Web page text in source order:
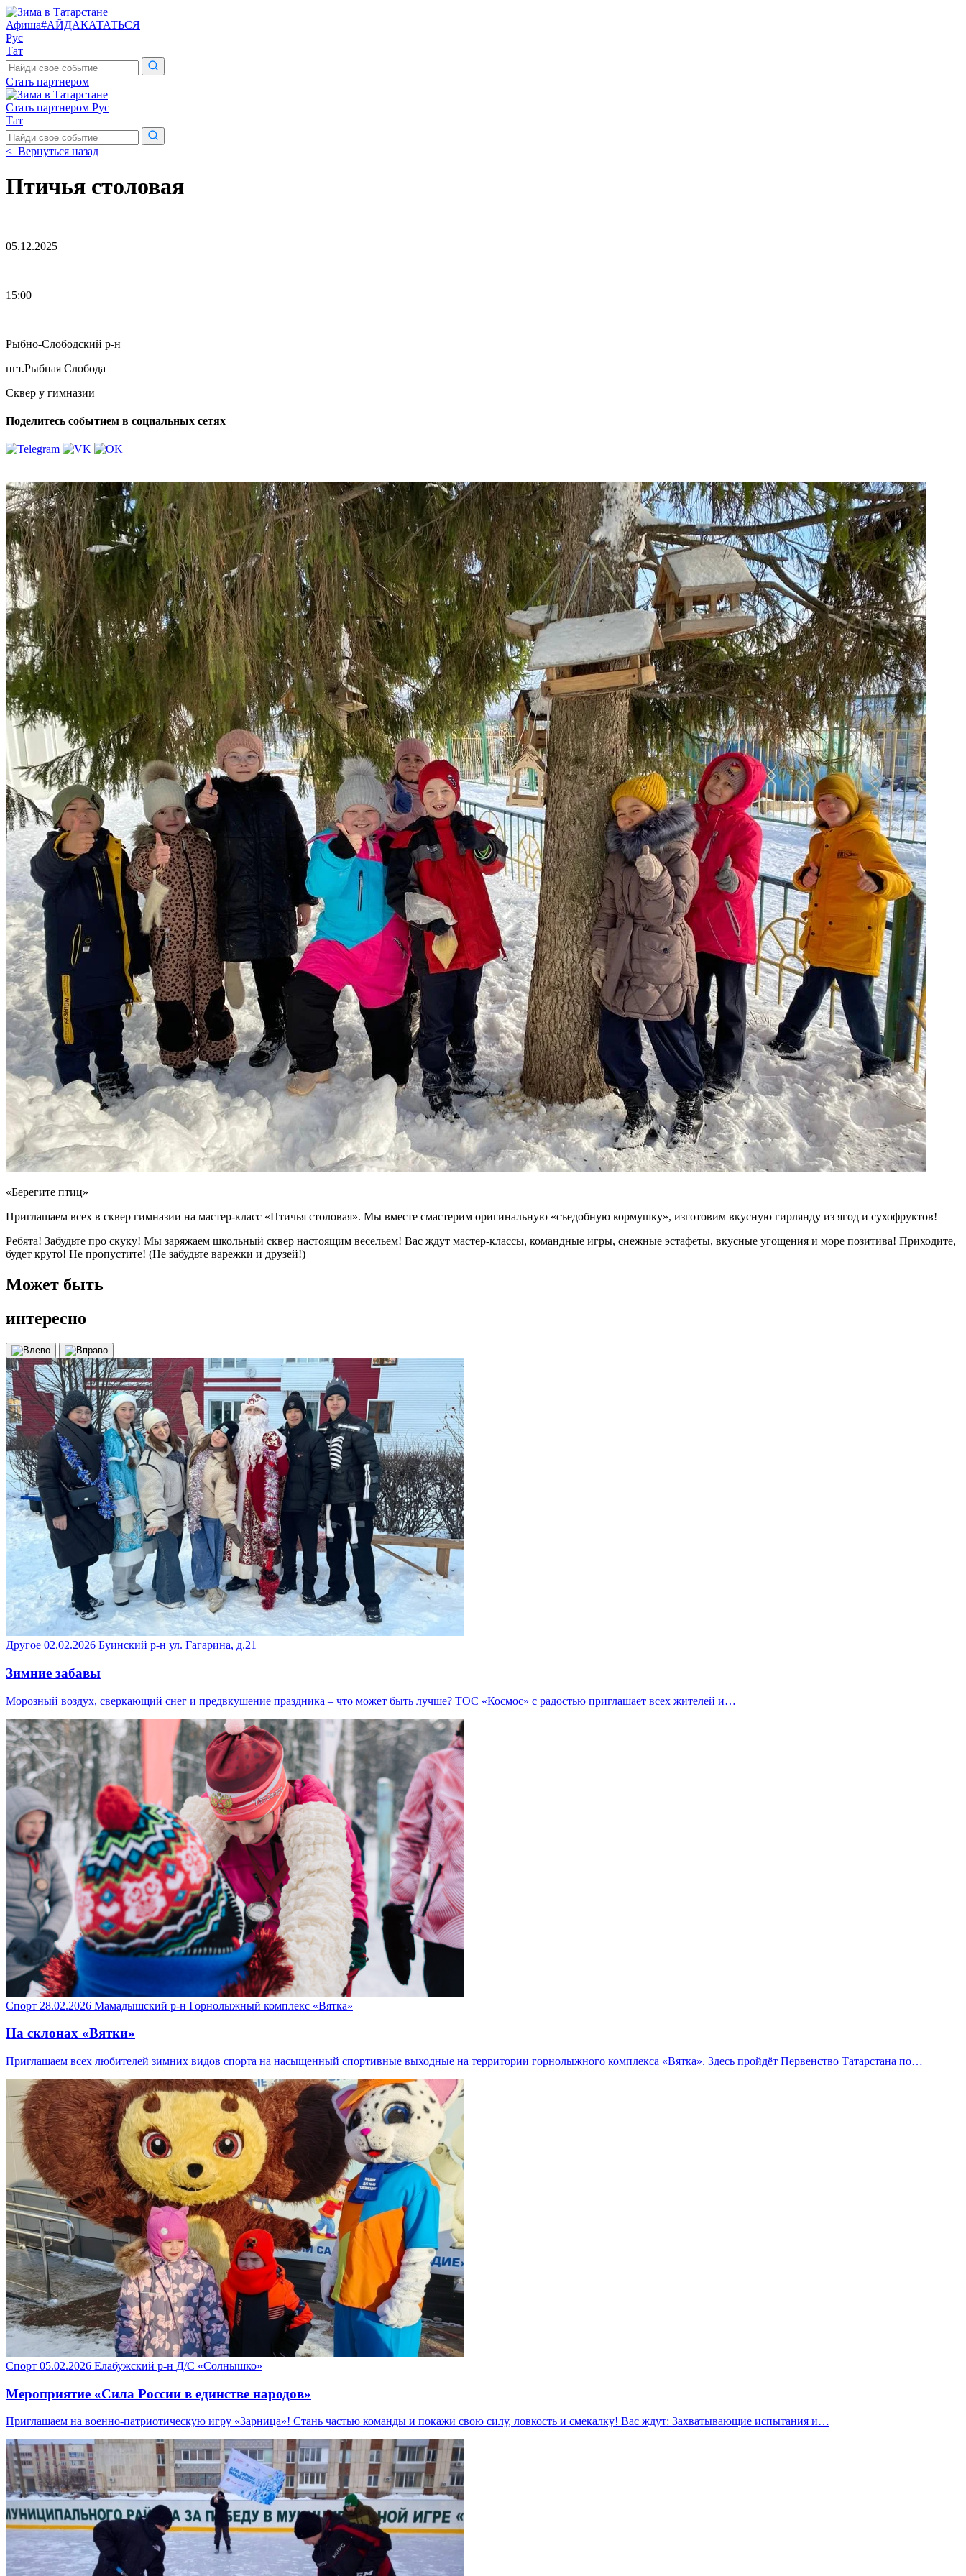
Афиша#АЙДАКАТАТЬСЯ
Рус
Тат
Поиск
по
сайту
Стать партнером
Стать партнером Рус
Тат
Поиск
по
сайту
< Вернуться назад
Птичья столовая
05.12.2025
15:00
Рыбно-Слободский р-н
пгт.Рыбная Слобода
Сквер у гимназии
Поделитесь событием в социальных сетях
«Берегите птиц»
Приглашаем всех в сквер гимназии на мастер-класс «Птичья столовая». Мы вместе смастерим оригинальную «съедобную кормушку», изготовим вкусную гирлянду из ягод и сухофруктов!
Ребята! Забудьте про скуку! Мы заряжаем школьный сквер настоящим весельем! Вас ждут мастер-классы, командные игры, снежные эстафеты, вкусные угощения и море позитива! Приходите,
будет круто! Не пропустите! (Не забудьте варежки и друзей!)
Может быть
интересно
Другое 02.02.2026 Буинский р-н ул. Гагарина, д.21
Зимние забавы
Морозный воздух, сверкающий снег и предвкушение праздника – что может быть лучше? ТОС «Космос» с радостью приглашает всех жителей и…
Спорт 28.02.2026 Мамадышский р-н Горнолыжный комплекс «Вятка»
На склонах «Вятки»
Приглашаем всех любителей зимних видов спорта на насыщенный спортивные выходные на территории горнолыжного комплекса «Вятка». Здесь пройдёт Первенство Татарстана по…
Спорт 05.02.2026 Елабужский р-н Д/С «Солнышко»
Мероприятие «Сила России в единстве народов»
Приглашаем на военно-патриотическую игру «Зарница»! Стань частью команды и покажи свою силу, ловкость и смекалку! Вас ждут: Захватывающие испытания и…